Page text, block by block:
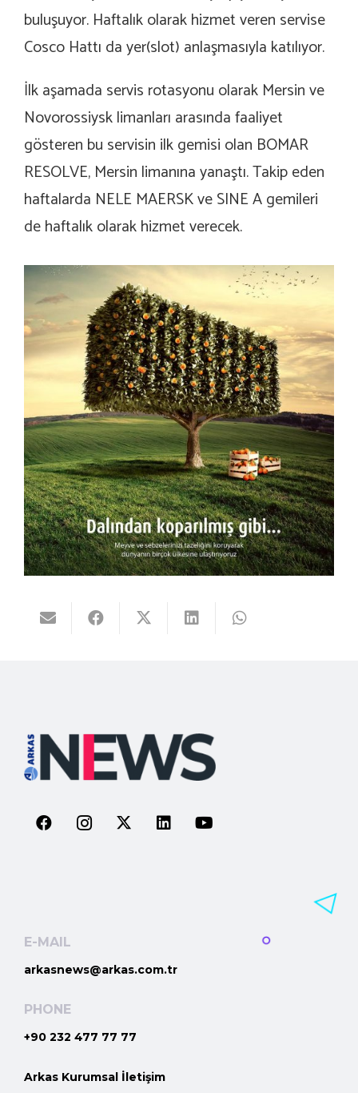
buluşuyor. Haftalık olarak hizmet veren servise
Cosco Hattı da yer(slot) anlaşmasıyla katılıyor.
İlk aşamada servis rotasyonu olarak Mersin ve
Novorossiysk limanları arasında faaliyet
gösteren bu servisin ilk gemisi olan BOMAR
RESOLVE, Mersin limanına yanaştı. Takip eden
haftalarda NELE MAERSK ve SINE A gemileri
de haftalık olarak hizmet verecek.
E-MAIL
arkasnews@arkas.com.tr
PHONE
+90 232 477 77 77
Arkas Kurumsal İletişim